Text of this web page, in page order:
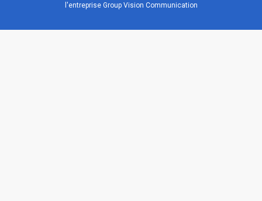
l'entreprise Group Vision Communication